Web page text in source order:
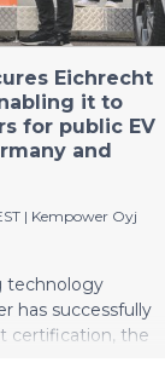
Eichrecht
it to
for public EV
and
| Kempower Oyj
technology
has successfully
certification, the